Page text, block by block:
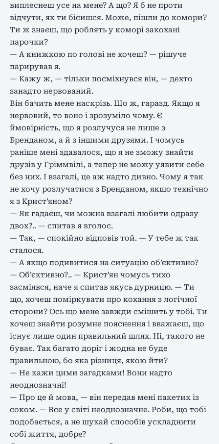
виплеснеш усе на мене? А що? Я б не проти
відчути, як ти бісишся. Може, пішли до комори?
Ти ж знаєш, що роблять у коморі закохані
парочки?
— А книжкою по голові не хочеш? — рішуче
парирував я.
— Кажу ж, — тільки посміхнувся він, — дехто
занадто нервований.
Він бачить мене наскрізь. Що ж, гаразд. Якщо я
нервовий, то воно і зрозуміло чому. Є
ймовірність, що я розлучуся не лише з
Бренданом, а й з іншими друзями. І чомусь
раніше мені здавалося, що я не зможу знайти
друзів у Гріммвілі, а тепер не можу уявити себе
без них. І взагалі, це аж надто дивно. Чому я так
не хочу розлучатися з Бренданом, якщо технічно
я з Крист’яном?
— Як гадаєш, чи можна взагалі любити одразу
двох?.. — спитав я вголос.
— Так, — спокійно відповів той. — У тебе ж так
сталося.
— А якщо подивитися на ситуацію об’єктивно?
— Об’єктивно?.. — Крист’ян чомусь тихо
засміявся, наче я спитав якусь дурницю. — Ти
що, хочеш поміркувати про кохання з логічної
сторони? Ось що мене завжди смішить у тобі. Ти
хочеш знайти розумне пояснення і вважаєш, що
існує лише один правильний шлях. Ні, такого не
буває. Так багато доріг і жодна не буде
правильною, бо яка різниця, якою йти?
— Не кажи цими загадками! Вони надто
неоднозначні!
— Про це й мова, — він передав мені пакетик із
соком. — Все у світі неоднозначне. Роби, що тобі
подобається, а не шукай способів ускладнити
собі життя, добре?